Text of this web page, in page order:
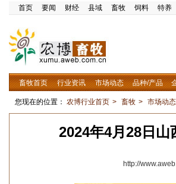
首页 要闻 财经 县域 畜牧 饲料 特养
畜牧首页 行业资讯 市场动态 品种/产品
您现在的位置： 农博行业首页 > 畜牧 > 市场动态
2024年4月28日
http://